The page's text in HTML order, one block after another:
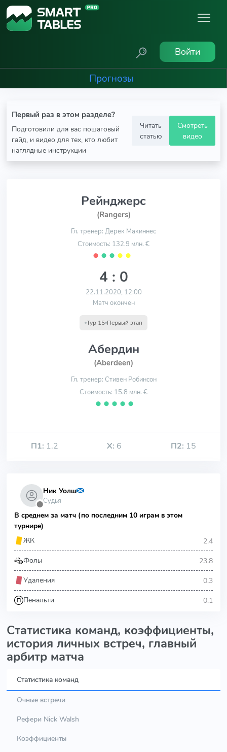
Войти
Прогнозы
Первый раз в этом разделе?
Подготовили для вас пошаговый
гайд, и видео для тех, кто любит
наглядные инструкции
Читать
статью
Смотреть
видео
Рейнджерс
(Rangers)
Гл. тренер: Дерек Макиннес
Стоимость: 132.9 млн. €
⬤ ⬤ ⬤ ⬤ ⬤
4 : 0
22.11.2020, 12:00
Матч окончен
Тур 15 Первый этап
Абердин
(Aberdeen)
Гл. тренер: Стивен Робинсон
Стоимость: 15.8 млн. €
⬤ ⬤ ⬤ ⬤ ⬤
П1: 1.2 Х: 6 П2: 15
⬤
Ник Уолш
Судья
В среднем за матч (по последним 10 играм в этом
турнире)
ЖК
2.4
Фолы 23.8
Удаления 0.3
Пенальти 0.1
Статистика команд, коэффициенты,
история личных встреч, главный
арбитр матча
Статистика команд
Очные встречи
Рефери Nick Walsh
Коэффициенты